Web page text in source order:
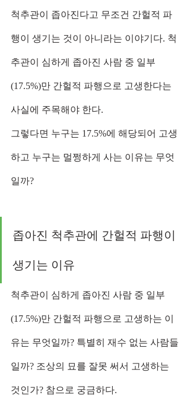
척추관이 좁아진다고 무조건 간헐적 파
행이 생기는 것이 아니라는 이야기다. 척
추관이 심하게 좁아진 사람 중 일부
(17.5%)만 간헐적 파행으로 고생한다는
사실에 주목해야 한다.
그렇다면 누구는 17.5%에 해당되어 고생
하고 누구는 멀쩡하게 사는 이유는 무엇
일까?
좁아진 척추관에 간헐적 파행이
생기는 이유
척추관이 심하게 좁아진 사람 중 일부
(17.5%)만 간헐적 파행으로 고생하는 이
유는 무엇일까? 특별히 재수 없는 사람들
일까? 조상의 묘를 잘못 써서 고생하는
것인가? 참으로 궁금하다.